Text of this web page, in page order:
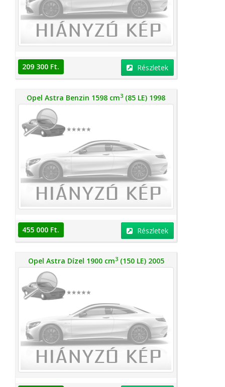
209 300 Ft. Részletek
Opel Astra Benzin 1598 cm3 (85 LE) 1998
455 000 Ft. Részletek
Opel Astra Dízel 1900 cm3(150 LE) 2005